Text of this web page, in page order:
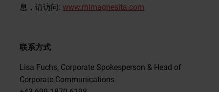
息，请访问: www.rhimagnesita.com
联系方式
Lisa Fuchs, Corporate Spokesperson & Head of
Corporate Communications